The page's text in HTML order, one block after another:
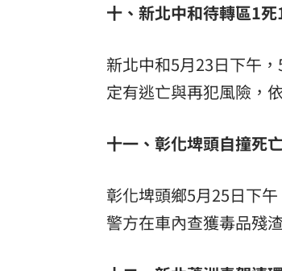
十、新北中和待轉區1
新北中和5月23日下午
定有逃亡與再犯風險，
十一、彰化埤頭自撞死
彰化埤頭鄉5月25日下
警方在車內查獲毒品殘